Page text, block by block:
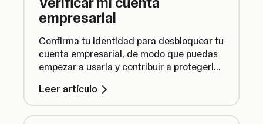
empresarial
Confirma tu identidad para desbloquear tu
cuenta empresarial, de modo que puedas
empezar a usarla y contribuir a protegerla
Leer artículo